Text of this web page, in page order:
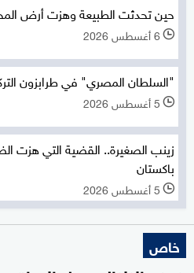
حين تحدثت الطبيعة وهزت أرض
l 6 أغسطس 2026
"السلطان المصري" في طرابزون
l 5 أغسطس 2026
زينب الصغيرة.. القضية التي هزت
باكستان
l 5 أغسطس 2026
خاص